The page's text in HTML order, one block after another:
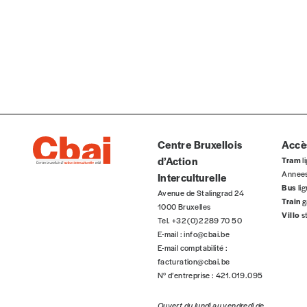
Format papier (livraison uniquement en
Format numérique
Je commande au numéro
Édition papier (livraison en Belgique
Centre Bruxellois
d’Action
Interculturelle
Avenue de Stalingrad 24
1000 Bruxelles
Tel. +32 (0)2 289 70 50
E-mail :info@cbai.be
E-mail comptabilité :
facturation@cbai.be
N° d’entreprise : 421.019.095
Tram
Bus
Train
Villo